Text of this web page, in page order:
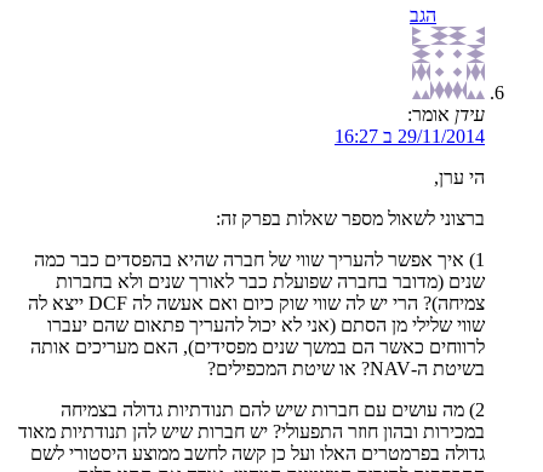
הגב
עידן אומר:
29/11/2014 ב 16:27
הי ערן,
ברצוני לשאול מספר שאלות בפרק זה:
1) איך אפשר להעריך שווי של חברה שהיא בהפסדים כבר כמה
שנים (מדובר בחברה שפועלת כבר לאורך שנים ולא בחברות
צמיחה)? הרי יש לה שווי שוק כיום ואם אעשה לה DCF ייצא לה
שווי שלילי מן הסתם (אני לא יכול להעריך פתאום שהם יעברו
לרווחים כאשר הם במשך שנים מפסידים), האם מעריכים אותה
בשיטת ה-NAV? או שיטת המכפילים?
2) מה עושים עם חברות שיש להם תנודתיות גדולה בצמיחה
במכירות ובהון חוזר התפעולי? יש חברות שיש להן תנודתיות מאוד
גדולה בפרמטרים האלו ועל כן קשה לחשב ממוצע היסטורי לשם